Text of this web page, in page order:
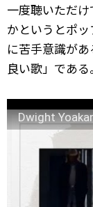
一度聴いただ
かというとポ
に苦手意識が
良い歌」である。